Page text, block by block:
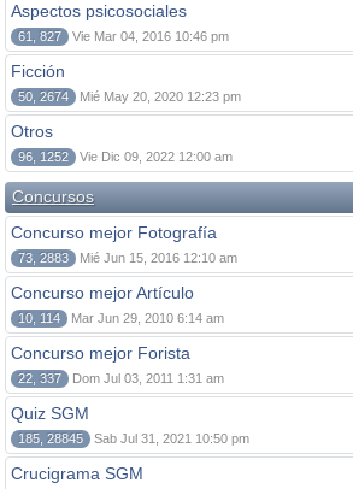
Aspectos psicosociales
61, 827 Vie Mar 04, 2016 10:46 pm
Ficción
50, 2674 Mié May 20, 2020 12:23 pm
Otros
96, 1252 Vie Dic 09, 2022 12:00 am
Concursos
Concurso mejor Fotografía
73, 2883 Mié Jun 15, 2016 12:10 am
Concurso mejor Artículo
10, 114 Mar Jun 29, 2010 6:14 am
Concurso mejor Forista
22, 337 Dom Jul 03, 2011 1:31 am
Quiz SGM
185, 28845 Sab Jul 31, 2021 10:50 pm
Crucigrama SGM